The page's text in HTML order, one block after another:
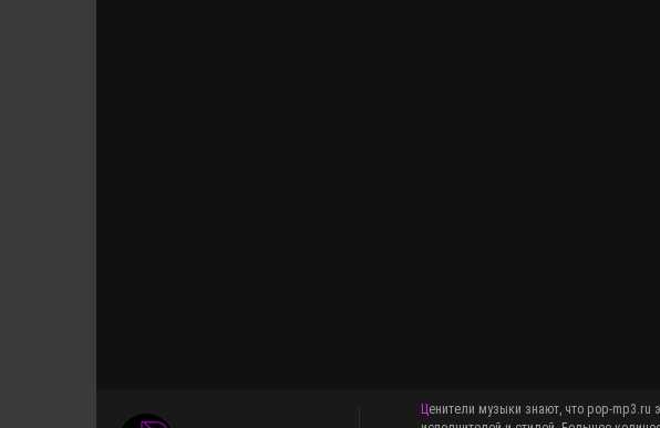
Ценители музыки знают, что pop-mp3.ru это медиаплатформа для меломанов, желающих добавить в свои плейслисты свежие сборники и альбомы различных